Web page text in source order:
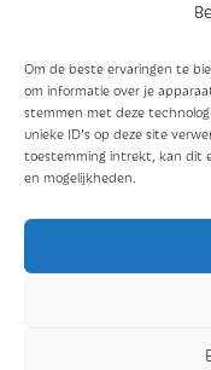
Om de beste ervaringen te
om informatie over je
stemmen met deze
unieke ID's op deze site
toestemming intrekt, kan dit
en mogelijkheden.